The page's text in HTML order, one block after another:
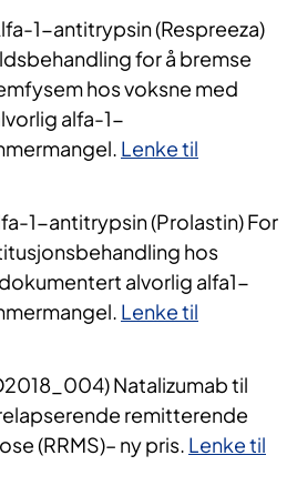
1-antitrypsin (Respreeza)
for å bremse
hos voksne med
alfa-1-
Lenke til
1-antitrypsin (Prolastin) For
hos
alvorlig alfa1-
Lenke til
Natalizumab til
remitterende
(RRMS)– ny pris. Lenke til